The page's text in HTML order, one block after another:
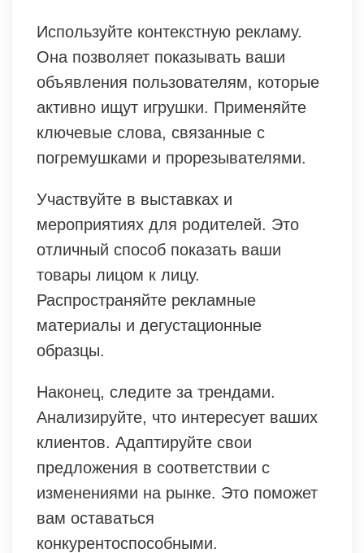
Используйте контекстную рекламу.
Она позволяет показывать ваши
объявления пользователям, которые
активно ищут игрушки. Применяйте
ключевые слова, связанные с
погремушками и прорезывателями.
Участвуйте в выставках и
мероприятиях для родителей. Это
отличный способ показать ваши
товары лицом к лицу.
Распространяйте рекламные
материалы и дегустационные
образцы.
Наконец, следите за трендами.
Анализируйте, что интересует ваших
клиентов. Адаптируйте свои
предложения в соответствии с
изменениями на рынке. Это поможет
вам оставаться
конкурентоспособными.